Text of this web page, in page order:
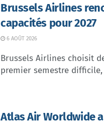
Brussels Airlines
capacités pour 2027
6 AOÛT 2026
Brussels Airlines choisit
premier semestre difficile,
Atlas Air Worldwide